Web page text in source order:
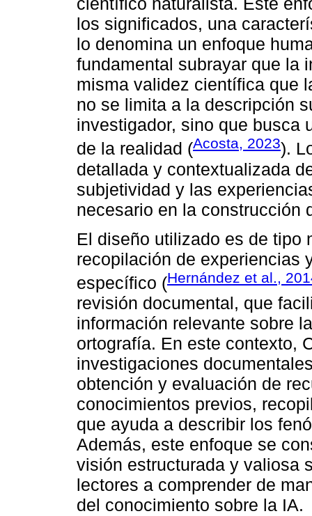
los significados, una
lo denomina un enfoque
fundamental subrayar que la
misma validez científica que
no se limita a la descripción
investigador, sino que busca
de la realidad (Acosta, 2023).
detallada y contextualizada
subjetividad y las
necesario en la construcción
El diseño utilizado es de tipo
recopilación de experiencias
específico (Hernández et al.,
revisión documental, que
información relevante sobre
ortografía. En este contexto,
investigaciones
obtención y evaluación de
conocimientos previos,
que ayuda a describir los
Además, este enfoque se
visión estructurada y valiosa
lectores a comprender de
del conocimiento sobre la IA.